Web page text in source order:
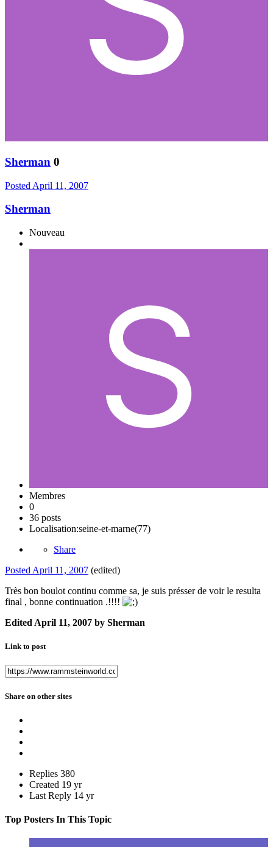
Sherman 0
Posted April 11, 2007
Sherman
Nouveau
Membres
0
36 posts
Localisation:seine-et-marne(77)
Share
Posted April 11, 2007 (edited)
Très bon boulot continu comme sa, je suis présser de voir le resulta
final , bonne continuation .!!!!
Edited April 11, 2007 by Sherman
Link to post
Share on other sites
Replies 380
Created 19 yr
Last Reply 14 yr
Top Posters In This Topic